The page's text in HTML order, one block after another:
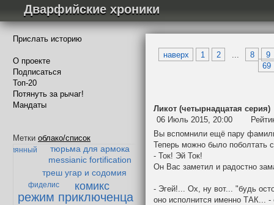
Дварфийские хроники
Прислать историю
О проекте
Подписаться
Топ-20
Потянуть за рычаг!
Мандаты
Метки облако/список
режим приключенца
комикс
треш угар и содомия
messianic fortification
тюрьма для армока
фиделис
теория превосходства
гоблокрепость
наверх 1 2 8
9
69
Ликот (четырнадцатая серия)
06 Июль 2015, 20:00
Вы вспомнили ещё пару
Теперь можно было поболтать
- Ток! Эй Ток!
Он Вас заметил и радостно
- Эгей!... Ох, ну вот... "будь
оно исполнится именно ТАК... -